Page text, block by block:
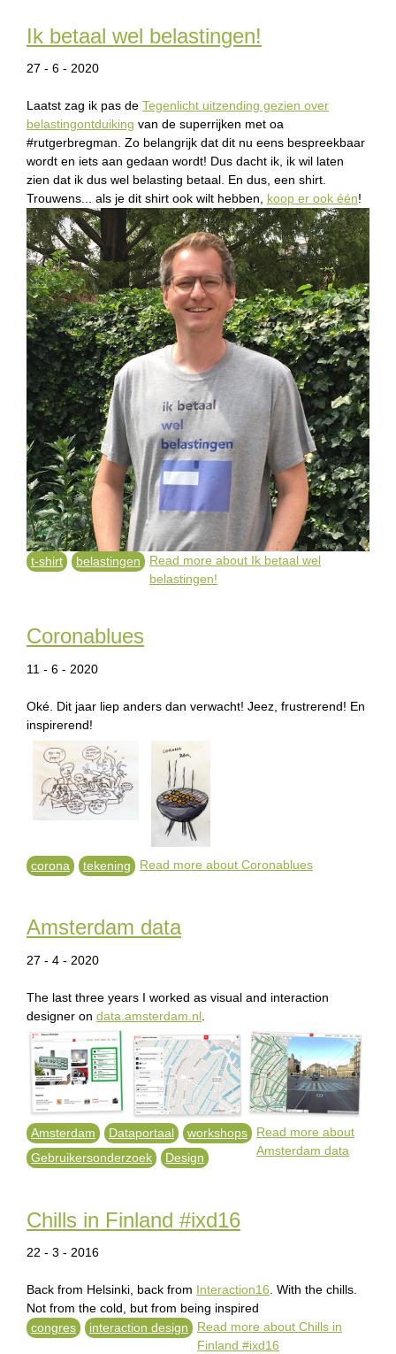
Ik betaal wel belastingen!
27 - 6 - 2020
Laatst zag ik pas de Tegenlicht uitzending gezien over
belastingontduiking van de superrijken met oa
#rutgerbregman. Zo belangrijk dat dit nu eens bespreekbaar
wordt en iets aan gedaan wordt! Dus dacht ik, ik wil laten
zien dat ik dus wel belasting betaal. En dus, een shirt.
Trouwens... als je dit shirt ook wilt hebben, koop er ook één!
t-shirt belastingen Read more about Ik betaal wel
belastingen!
Coronablues
11 - 6 - 2020
Oké. Dit jaar liep anders dan verwacht! Jeez, frustrerend! En
inspirerend!
corona tekening Read more about Coronablues
Amsterdam data
27 - 4 - 2020
The last three years I worked as visual and interaction
designer on data.amsterdam.nl
Amsterdam Dataportaal
workshops
Gebruikersonderzoek
Design
Read more about
Amsterdam data
Chills in Finland #ixd16
22 - 3 - 2016
Back from Helsinki, back from Interaction16. With the chills.
Not from the cold, but from being inspired
congres
interaction design Read more about Chills in
Finland #ixd16